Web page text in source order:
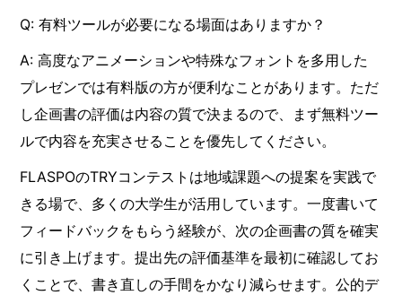
Q: 有料ツールが必要になる場面はありますか？
A: 高度なアニメーションや特殊なフォントを多用した
プレゼンでは有料版の方が便利なことがあります。ただ
し企画書の評価は内容の質で決まるので、まず無料ツー
ルで内容を充実させることを優先してください。
FLASPOのTRYコンテストは地域課題への提案を実践で
きる場で、多くの大学生が活用しています。一度書いて
フィードバックをもらう経験が、次の企画書の質を確実
に引き上げます。提出先の評価基準を最初に確認してお
くことで、書き直しの手間をかなり減らせます。公的デ